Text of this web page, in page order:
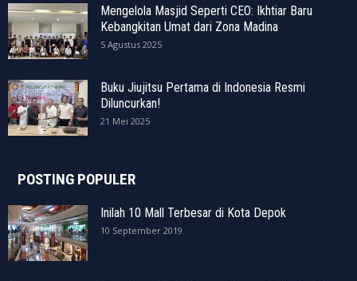
Mengelola Masjid Seperti CEO: Ikhtiar Baru
Kebangkitan Umat dari Zona Madina
5 Agustus 2025
Buku Jiujitsu Pertama di Indonesia Resmi
Diluncurkan!
21 Mei 2025
POSTING POPULER
Inilah 10 Mall Terbesar di Kota Depok
10 September 2019